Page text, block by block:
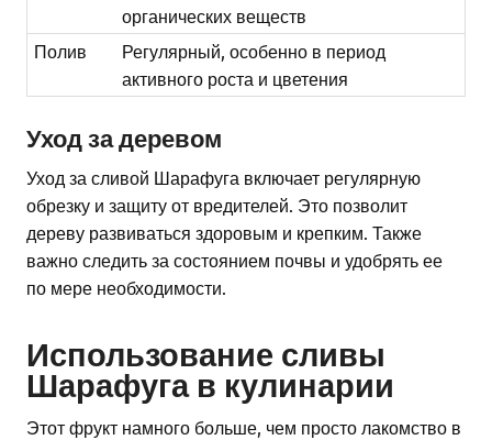
органических веществ
Полив
Регулярный, особенно в период
активного роста и цветения
Уход за деревом
Уход за сливой Шарафуга включает регулярную
обрезку и защиту от вредителей. Это позволит
дереву развиваться здоровым и крепким. Также
важно следить за состоянием почвы и удобрять ее
по мере необходимости.
Использование сливы
Шарафуга в кулинарии
Этот фрукт намного больше, чем просто лакомство в